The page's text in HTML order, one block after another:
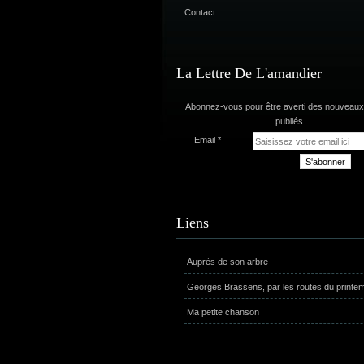
Contact
La Lettre De L'amandier
Abonnez-vous pour être averti des
publiés.
Email
Liens
Auprès de son arbre
Georges Brassens, par les routes du
Ma petite chanson